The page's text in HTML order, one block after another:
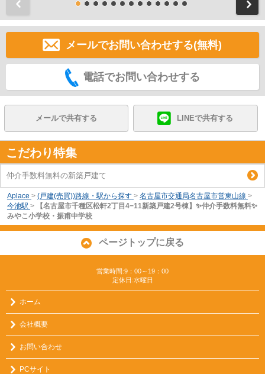
メールでお問い合わせする(無料)
電話でお問い合わせする
メールで共有する LINEで共有する
こだわり特集
仲介手数料無料の新築戸建て
Aplace > (戸建(売買))路線・駅から探す > 名古屋市交通局名古屋市営東山線 >
今池駅 >
【名古屋市千種区松軒2丁目4−11新築戸建2号棟】✨️仲介手数料無料✨️
みやこ小学校・振甫中学校
ページトップに戻る
営業時間:9：00～19：00
定休日:水曜日
ホーム
会社概要
お問い合わせ
PCサイト